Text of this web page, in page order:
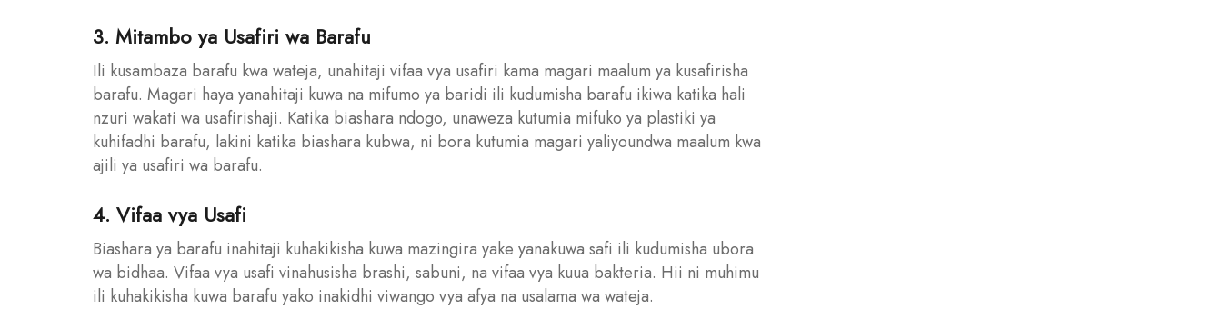
3. Mitambo ya Usafiri wa Barafu
Ili kusambaza barafu kwa wateja, unahitaji vifaa vya usafiri kama magari maalum ya kusafirisha
barafu. Magari haya yanahitaji kuwa na mifumo ya baridi ili kudumisha barafu ikiwa katika hali
nzuri wakati wa usafirishaji. Katika biashara ndogo, unaweza kutumia mifuko ya plastiki ya
kuhifadhi barafu, lakini katika biashara kubwa, ni bora kutumia magari yaliyoundwa maalum kwa
ajili ya usafiri wa barafu.
4. Vifaa vya Usafi
Biashara ya barafu inahitaji kuhakikisha kuwa mazingira yake yanakuwa safi ili kudumisha ubora
wa bidhaa. Vifaa vya usafi vinahusisha brashi, sabuni, na vifaa vya kuua bakteria. Hii ni muhimu
ili kuhakikisha kuwa barafu yako inakidhi viwango vya afya na usalama wa wateja.